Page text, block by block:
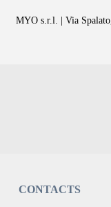
MYO s.r.l. | Via
CONTACTS